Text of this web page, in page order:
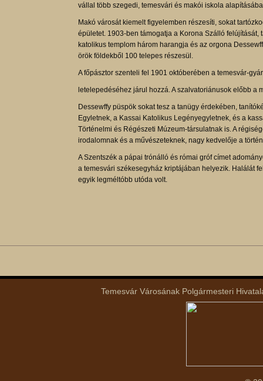
vállal több szegedi, temesvári és makói iskola
Makó városát kiemelt figyelemben részesíti, sokat
épületet. 1903-ben támogatja a Korona Szálló
katolikus templom három harangja és az orgona
örök földekből 100 telepes részesül.
A főpásztor szenteli fel 1901 októberében a temesvár-
letelepedéséhez járul hozzá. A szalvatoriánusok előbb
Dessewffy püspök sokat tesz a tanügy érdekében,
Egyletnek, a Kassai Katolikus Legényegyletnek, és a
Történelmi és Régészeti Múzeum-társulatnak is. A
irodalomnak és a művészeteknek, nagy kedvelője a
A Szentszék a pápai trónálló és római gróf címet
a temesvári székesegyház kriptájában helyezik. Halálát
egyik legméltóbb utóda volt.
Temesvár Városának Polgármesteri